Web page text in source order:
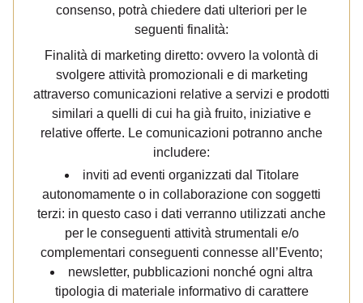
consenso, potrà chiedere dati ulteriori per le
seguenti finalità:
Finalità di marketing diretto: ovvero la volontà di
svolgere attività promozionali e di marketing
attraverso comunicazioni relative a servizi e prodotti
similari a quelli di cui ha già fruito, iniziative e
relative offerte. Le comunicazioni potranno anche
includere:
inviti ad eventi organizzati dal Titolare
autonomamente o in collaborazione con soggetti
terzi: in questo caso i dati verranno utilizzati anche
per le conseguenti attività strumentali e/o
complementari conseguenti connesse all’Evento;
newsletter, pubblicazioni nonché ogni altra
tipologia di materiale informativo di carattere